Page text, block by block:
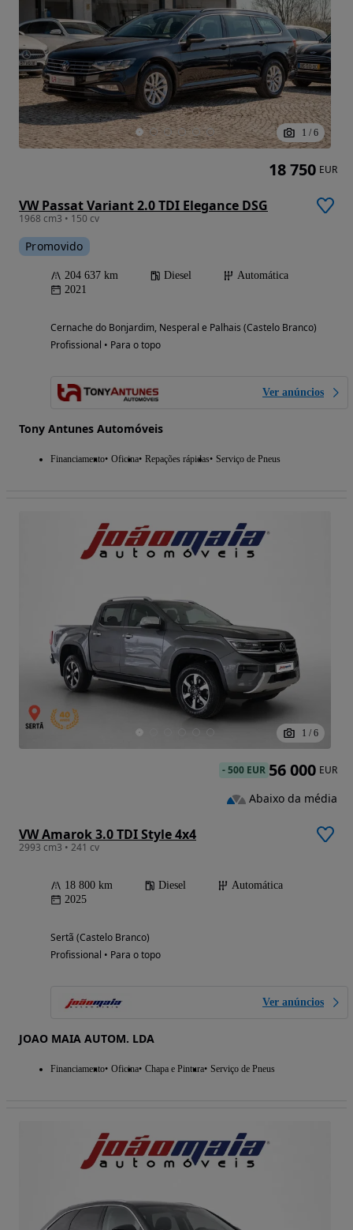
1 / 6
VW Passat Variant 2.0 TDI Elegance DSG
1968 cm3 • 150 cv
Promovido
204 637 km Diesel
Automática
2021
Cernache do Bonjardim, Nesperal e Palhais (Castelo Branco)
Profissional • Para o topo
Ver anúncios
Tony Antunes Automóveis
Financiamento Oficina Repações rápidas Serviço de Pneus
18 750 EUR
1 / 6
VW Amarok 3.0 TDI Style 4x4
2993 cm3 • 241 cv
18 800 km Diesel
Automática
2025
Sertã (Castelo Branco)
Profissional • Para o topo
Ver anúncios
JOAO MAIA AUTOM. LDA
Financiamento Oficina Chapa e Pintura Serviço de Pneus
-500 EUR 56 000 EUR
Abaixo da média